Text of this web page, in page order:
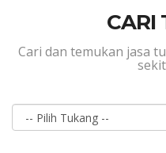
CARI
Cari dan temukan jasa